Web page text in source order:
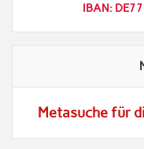
IBAN:
Metasuche für